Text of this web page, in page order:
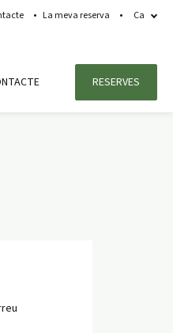
La meva reserva Ca
RESERVES